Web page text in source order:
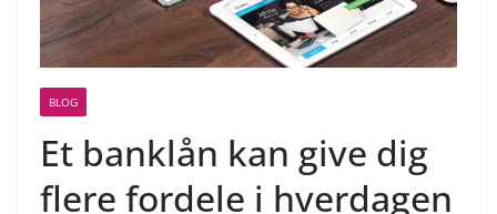
BLOG
Et banklån kan give dig
flere fordele i hverdagen